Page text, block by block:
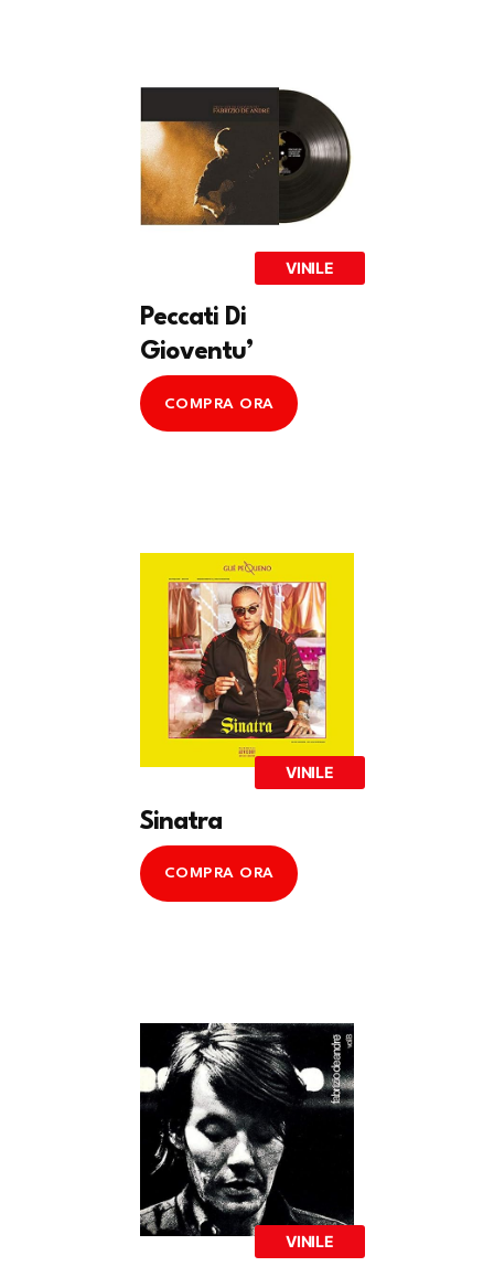
VINILE
Peccati Di
Gioventu’
COMPRA ORA
VINILE
Sinatra
COMPRA ORA
VINILE